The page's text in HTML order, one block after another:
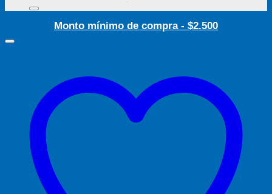
Monto mínimo de compra - $2.500